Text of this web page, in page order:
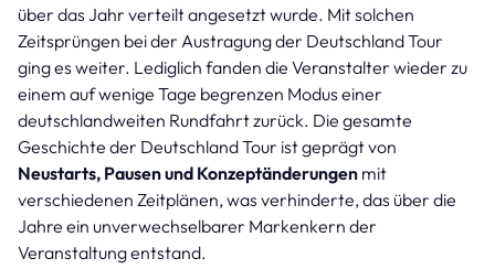
über das Jahr verteilt angesetzt wurde. Mit solchen
Zeitsprüngen bei der Austragung der Deutschland Tour
ging es weiter. Lediglich fanden die Veranstalter wieder zu
einem auf wenige Tage begrenzen Modus einer
deutschlandweiten Rundfahrt zurück. Die gesamte
Geschichte der Deutschland Tour ist geprägt von
Neustarts, Pausen und Konzeptänderungen mit
verschiedenen Zeitplänen, was verhinderte, das über die
Jahre ein unverwechselbarer Markenkern der
Veranstaltung entstand.